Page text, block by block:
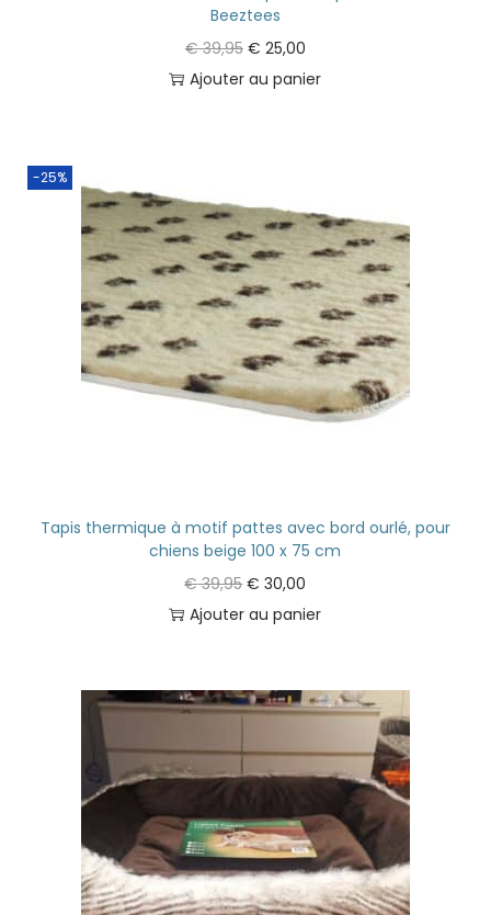
Beeztees
€39,95 € 25,00
Ajouter au panier
-25%
Tapis thermique à motif pattes avec bord ourlé, pour
chiens beige 100 x 75 cm
€39,95 € 30,00
Ajouter au panier